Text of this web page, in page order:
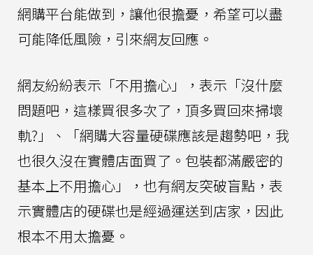
網購平台能做到，讓他很擔憂，希望可以盡
可能降低風險，引來網友回應。
網友紛紛表示「不用擔心」，表示「沒什麼
問題吧，這樣買很多次了，頂多買回來掃壞
軌?」、「網購大容量硬碟應該是趨勢吧，我
也很久沒在實體店面買了。包裝都滿嚴密的
基本上不用擔心」，也有網友突破盲點，表
示實體店的硬碟也是經過運送到店家，因此
根本不用太擔憂。